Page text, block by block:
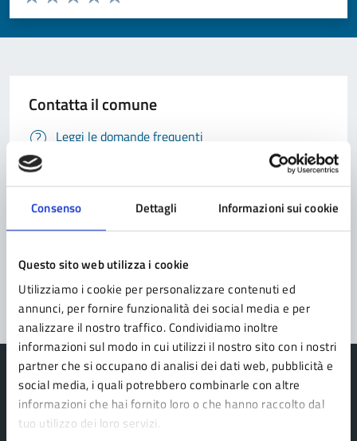
Consenso Dettagli Informazioni sui cookie
Questo sito web utilizza i cookie
Utilizziamo i cookie per personalizzare contenuti ed
annunci, per fornire funzionalità dei social media e per
analizzare il nostro traffico. Condividiamo inoltre
informazioni sul modo in cui utilizzi il nostro sito con i nostri
partner che si occupano di analisi dei dati web, pubblicità e
social media, i quali potrebbero combinarle con altre
informazioni che hai fornito loro o che hanno raccolto dal
tuo utilizzo dei loro servizi.
Valuta 5 stelle su 5
Valuta 4 stelle su 5
Valuta 3 stelle su 5
Valuta 2 stelle su 5
Valuta 1 stelle su 5
Contatta il comune
Leggi le domande frequenti
Prenota appuntamento
Segnala disservizio
Comune Lama Mocogno